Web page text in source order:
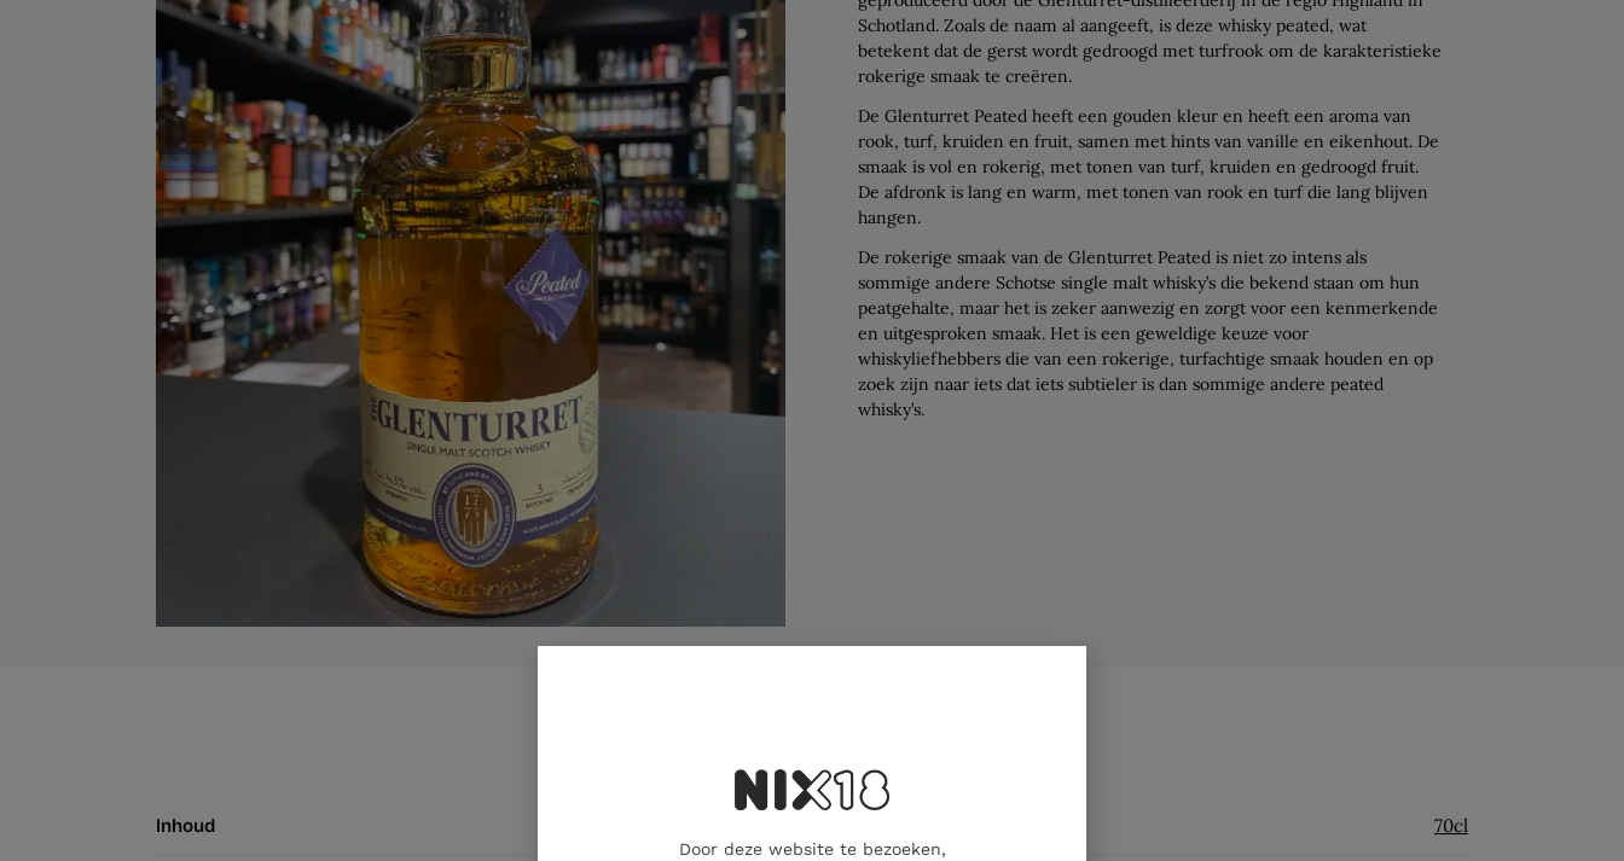
Schotland. Zoals de naam al aangeeft, is deze whisky peated, wat
betekent dat de gerst wordt gedroogd met turfrook om de karakteristieke
rokerige smaak te creëren.
De Glenturret Peated heeft een gouden kleur en heeft een aroma van
rook, turf, kruiden en fruit, samen met hints van vanille en eikenhout. De
smaak is vol en rokerig, met tonen van turf, kruiden en gedroogd fruit.
De afdronk is lang en warm, met tonen van rook en turf die lang blijven
hangen.
De rokerige smaak van de Glenturret Peated is niet zo intens als
sommige andere Schotse single malt whisky’s die bekend staan om hun
peatgehalte, maar het is zeker aanwezig en zorgt voor een kenmerkende
en uitgesproken smaak. Het is een geweldige keuze voor
whiskyliefhebbers die van een rokerige, turfachtige smaak houden en op
zoek zijn naar iets dat iets subtieler is dan sommige andere peated
whisky’s.
Inhoud 70cl
Door deze website te bezoeken,